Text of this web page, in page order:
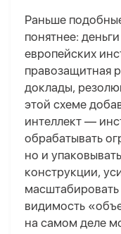
Раньше
понятнее:
европейских
правозащитная
доклады,
этой схеме
интеллект —
обрабатывать
но и
конструкции,
видимость
на самом деле